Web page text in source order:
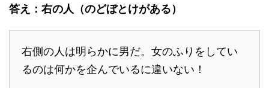
答え：右の人（のどぼとけがある）
右側の人は明らかに男だ。女のふりをしてい
るのは何かを企んでいるに違いない！